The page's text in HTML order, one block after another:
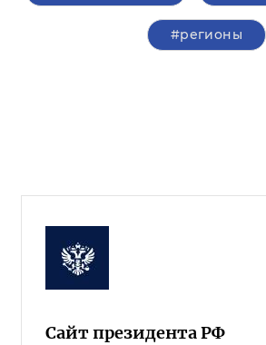
#регионы
Сайт президента РФ